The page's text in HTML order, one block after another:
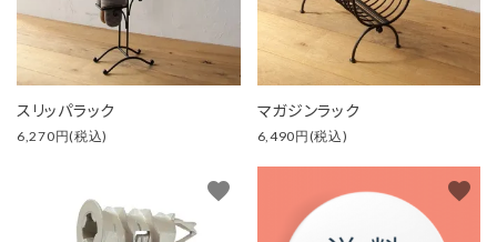
スリッパラック
6,270円(税込)
マガジンラック
6,490円(税込)
favorite favorite